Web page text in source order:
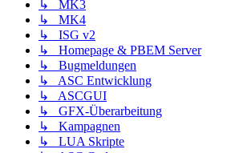
↳ MK3
↳ MK4
↳ ISG v2
↳ Homepage & PBEM Server
↳ Bugmeldungen
↳ ASC Entwicklung
↳ ASCGUI
↳ GFX-Überarbeitung
↳ Kampagnen
↳ LUA Skripte